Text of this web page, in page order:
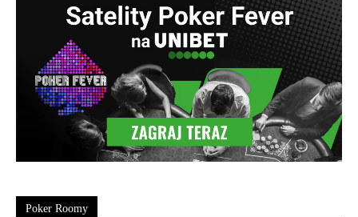
Poker Roomy